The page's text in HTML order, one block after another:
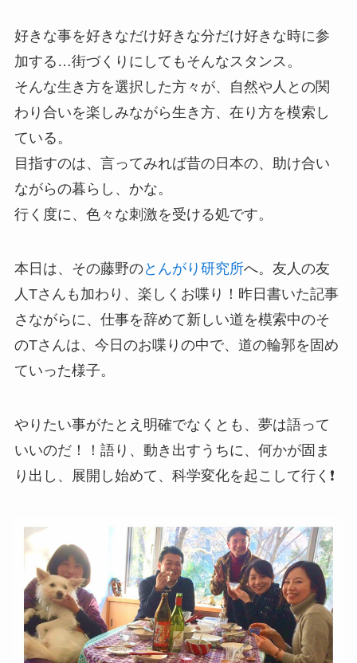
好きな事を好きなだけ好きな分だけ好きな時に参
加する…街づくりにしてもそんなスタンス。
そんな生き方を選択した方々が、自然や人との関
わり合いを楽しみながら生き方、在り方を模索し
ている。
目指すのは、言ってみれば昔の日本の、助け合い
ながらの暮らし、かな。
行く度に、色々な刺激を受ける処です。
本日は、その藤野のとんがり研究所へ。友人の友
人Tさんも加わり、楽しくお喋り！昨日書いた記事
さながらに、仕事を辞めて新しい道を模索中のそ
のTさんは、今日のお喋りの中で、道の輪郭を固め
ていった様子。
やりたい事がたとえ明確でなくとも、夢は語って
いいのだ！！語り、動き出すうちに、何かが固ま
り出し、展開し始めて、科学変化を起こして行く❗